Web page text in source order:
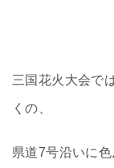
三国花火大会で
くの、
県道7号沿いに